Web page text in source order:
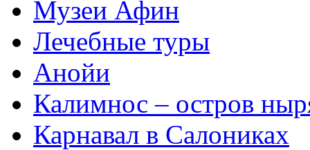
Музеи Афин
Лечебные туры
Анойи
Калимнос – остров
Карнавал в Салониках